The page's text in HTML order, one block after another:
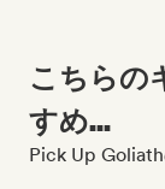
こちらの
すめ...
Pick Up